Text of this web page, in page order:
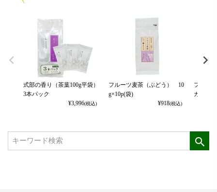
式部の香り（茶葉100g平袋）
3本パック
¥3,996(税込)
フルーツ麦茶（ぶどう） 10
g×10p(袋)
¥918(税込)
フルー
カット